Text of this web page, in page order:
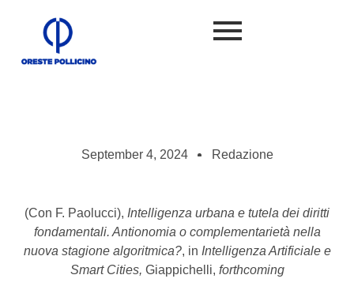
September 4, 2024 Redazione
(Con F. Paolucci), Intelligenza urbana e tutela dei diritti
fondamentali. Antionomia o complementarietà nella
nuova stagione algoritmica?, in Intelligenza Artificiale e
Smart Cities, Giappichelli, forthcoming